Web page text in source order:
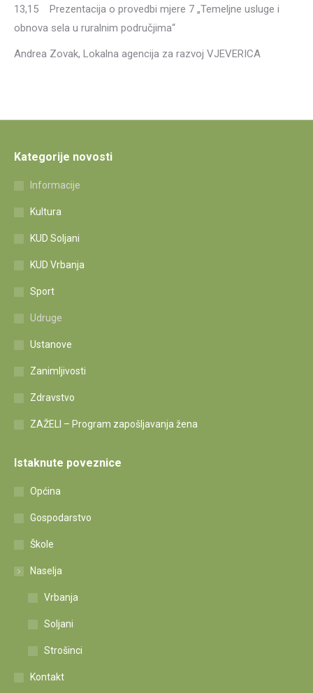
13,15 Prezentacija o provedbi mjere 7 „Temeljne usluge i
obnova sela u ruralnim područjima“
Andrea Zovak, Lokalna agencija za razvoj VJEVERICA
Kategorije novosti
Informacije
Kultura
KUD Soljani
KUD Vrbanja
Sport
Udruge
Ustanove
Zanimljivosti
Zdravstvo
ZAŽELI – Program zapošljavanja žena
Istaknute poveznice
Općina
Gospodarstvo
Škole
Naselja
Vrbanja
Soljani
Strošinci
Kontakt